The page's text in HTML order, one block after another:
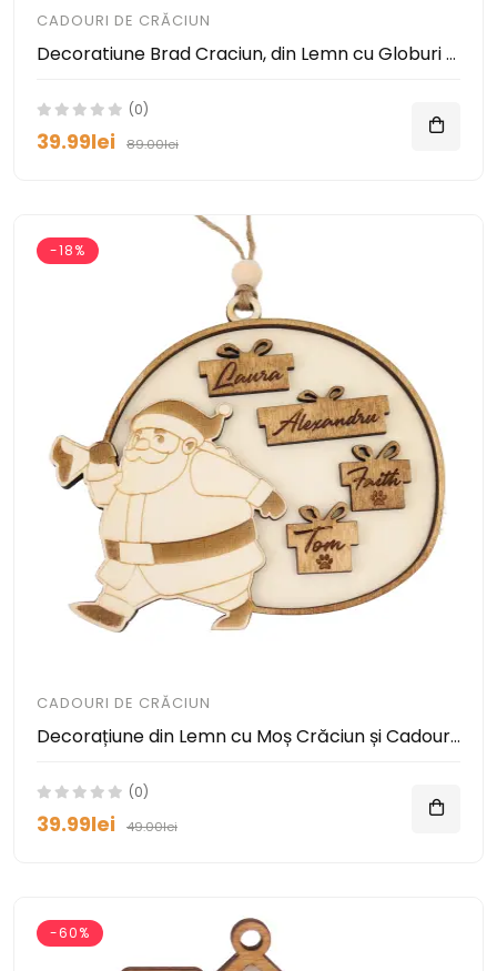
CADOURI DE CRĂCIUN
Decoratiune Brad Craciun, din Lemn cu Globuri Personalizate, Nume pentru Membrii Familiei
(0)
39.99lei 89.00lei
-18%
CADOURI DE CRĂCIUN
Decorațiune din Lemn cu Moș Crăciun și Cadouri Personalizabile
(0)
39.99lei 49.00lei
-60%